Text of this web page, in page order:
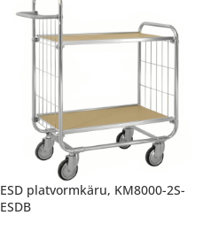
ESD platvormkäru, KM8000-2S-
ESDB